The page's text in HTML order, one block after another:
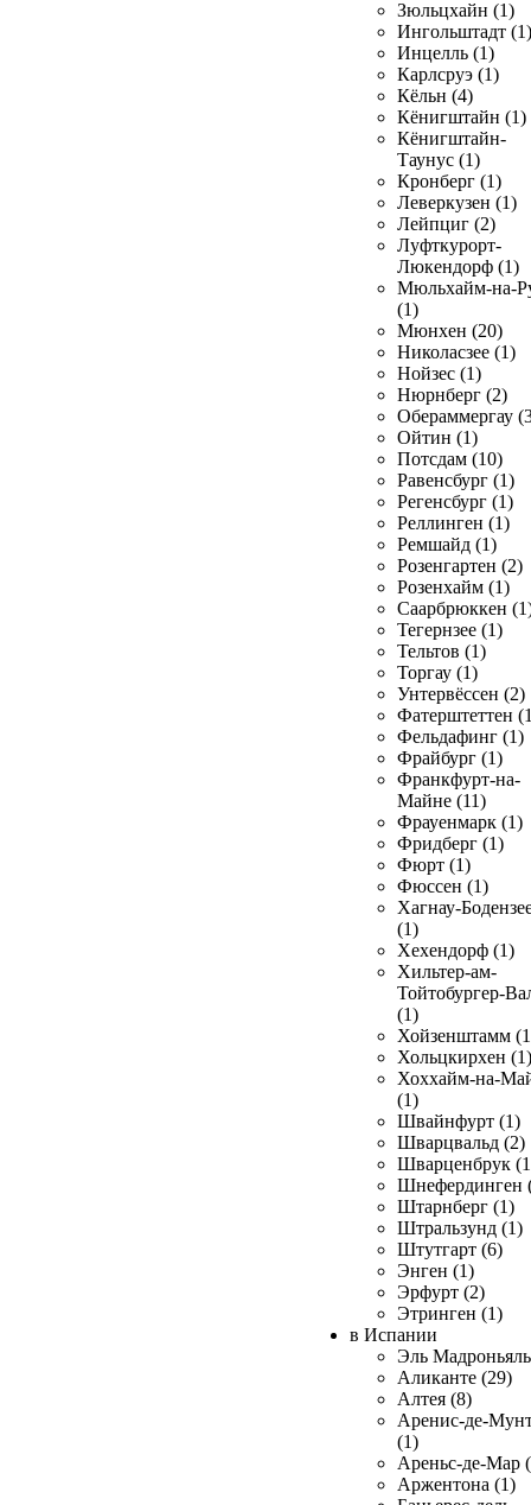
Зюльцхайн (1)
Ингольштадт (1)
Инцелль (1)
Карлсруэ (1)
Кёльн (4)
Кёнигштайн (1)
Кёнигштайн-
Таунус (1)
Кронберг (1)
Леверкузен (1)
Лейпциг (2)
Луфткурорт-
Люкендорф (1)
Мюльхайм-на-
(1)
Мюнхен (20)
Николасзее (1)
Нойзес (1)
Нюрнберг (2)
Обераммергау
Ойтин (1)
Потсдам (10)
Равенсбург (1)
Регенсбург (1)
Реллинген (1)
Ремшайд (1)
Розенгартен (2)
Розенхайм (1)
Саарбрюккен
Тегернзее (1)
Тельтов (1)
Торгау (1)
Унтервёссен (2)
Фатерштеттен
Фельдафинг (1)
Фрайбург (1)
Франкфурт-на-
Майне (11)
Фрауенмарк (1)
Фридберг (1)
Фюрт (1)
Фюссен (1)
Хагнау-
(1)
Хехендорф (1)
Хильтер-ам-
Тойтобургер-
(1)
Хойзенштамм
Хольцкирхен (1)
Хоххайм-на-
(1)
Швайнфурт (1)
Шварцвальд (2)
Шварценбрук
Шнефердинген
Штарнберг (1)
Штральзунд (1)
Штутгарт (6)
Энген (1)
Эрфурт (2)
Этринген (1)
в Испании
Эль
Аликанте (29)
Алтея (8)
Аренис-де-
(1)
Ареньс-де-Мар
Аржентона (1)